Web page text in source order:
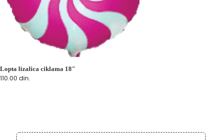
Lopta lizalica ciklama 18″
110.00 din.